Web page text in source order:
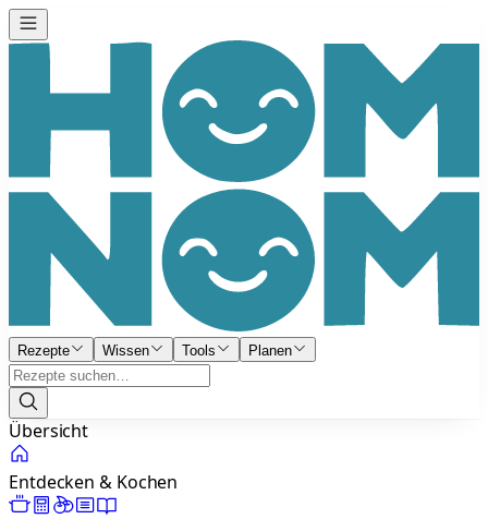
Rezepte Wissen Tools Planen
Übersicht
Entdecken & Kochen